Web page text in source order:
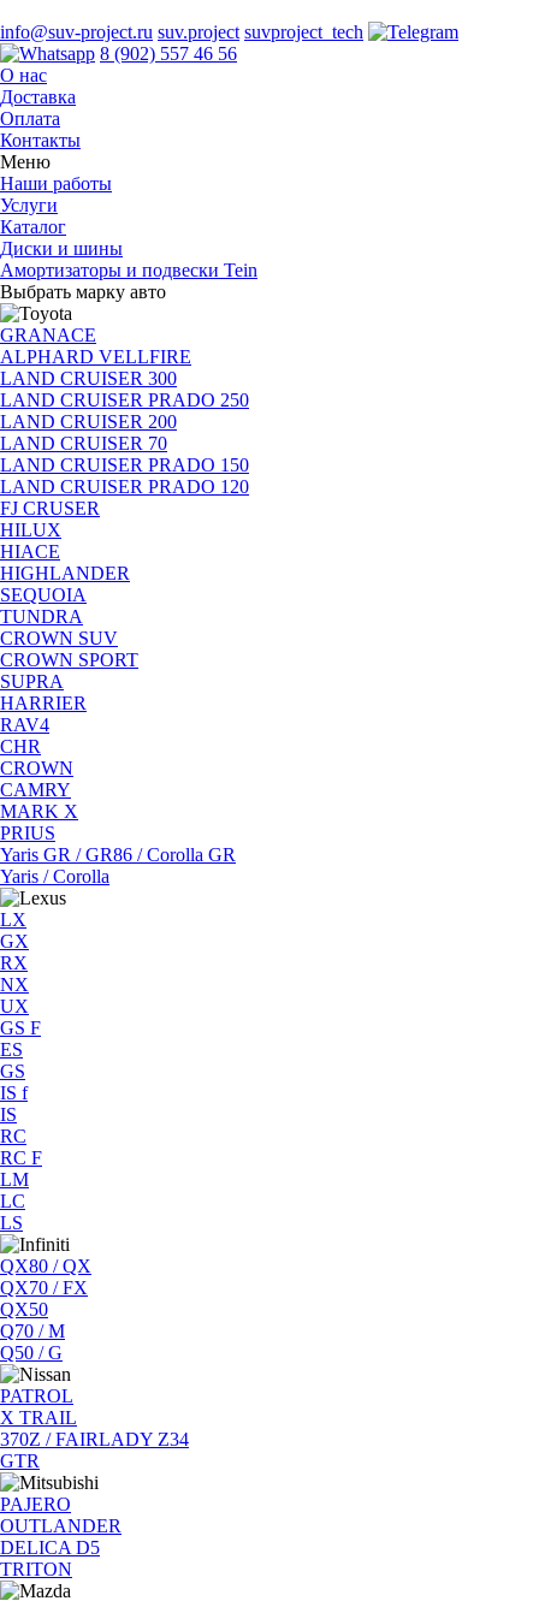
info@suv-project.ru suv.project suvproject_tech
8 (902) 557 46 56
О нас
Доставка
Оплата
Контакты
Меню
Наши работы
Услуги
Каталог
Диски и шины
Амортизаторы и подвески Tein
Выбрать марку авто
GRANACE
ALPHARD VELLFIRE
LAND CRUISER 300
LAND CRUISER PRADO 250
LAND CRUISER 200
LAND CRUISER 70
LAND CRUISER PRADO 150
LAND CRUISER PRADO 120
FJ CRUSER
HILUX
HIACE
HIGHLANDER
SEQUOIA
TUNDRA
CROWN SUV
CROWN SPORT
SUPRA
HARRIER
RAV4
CHR
CROWN
CAMRY
MARK X
PRIUS
Yaris GR / GR86 / Corolla GR
Yaris / Corolla
LX
GX
RX
NX
UX
GS F
ES
GS
IS f
IS
RC
RC F
LM
LC
LS
QX80 / QX
QX70 / FX
QX50
Q70 / M
Q50 / G
PATROL
X TRAIL
370Z / FAIRLADY Z34
GTR
PAJERO
OUTLANDER
DELICA D5
TRITON